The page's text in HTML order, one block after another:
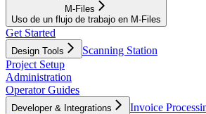
M-Files
Uso de un flujo de trabajo en M-Files
Get Started
Design Tools
Scanning Station
Project Setup
Administration
Operator Guides
Developer & Integrations
Invoice